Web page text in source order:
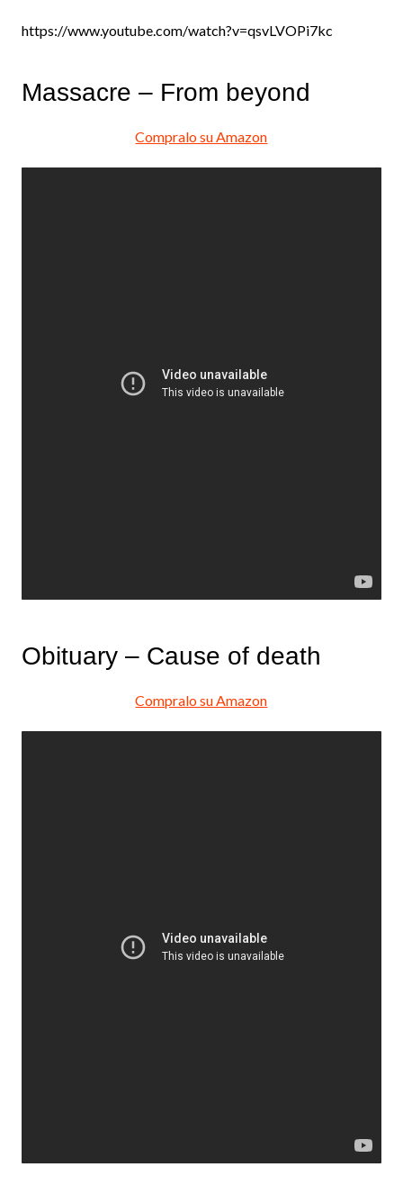
https://www.youtube.com/watch?v=qsvLVOPi7kc
Massacre – From beyond
Compralo su Amazon
Obituary – Cause of death
Compralo su Amazon